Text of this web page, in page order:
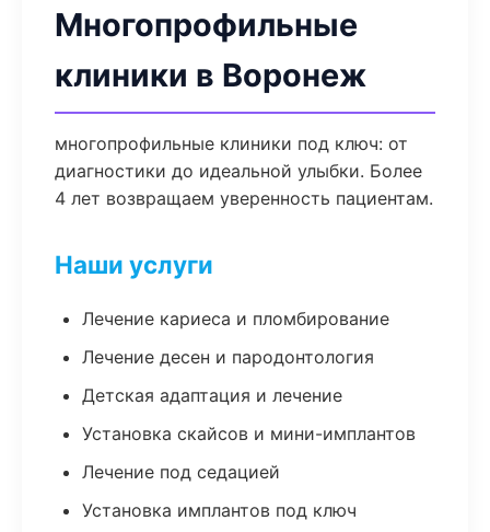
Многопрофильные
клиники в Воронеж
многопрофильные клиники под ключ: от
диагностики до идеальной улыбки. Более
4 лет возвращаем уверенность пациентам.
Наши услуги
Лечение кариеса и пломбирование
Лечение десен и пародонтология
Детская адаптация и лечение
Установка скайсов и мини-имплантов
Лечение под седацией
Установка имплантов под ключ